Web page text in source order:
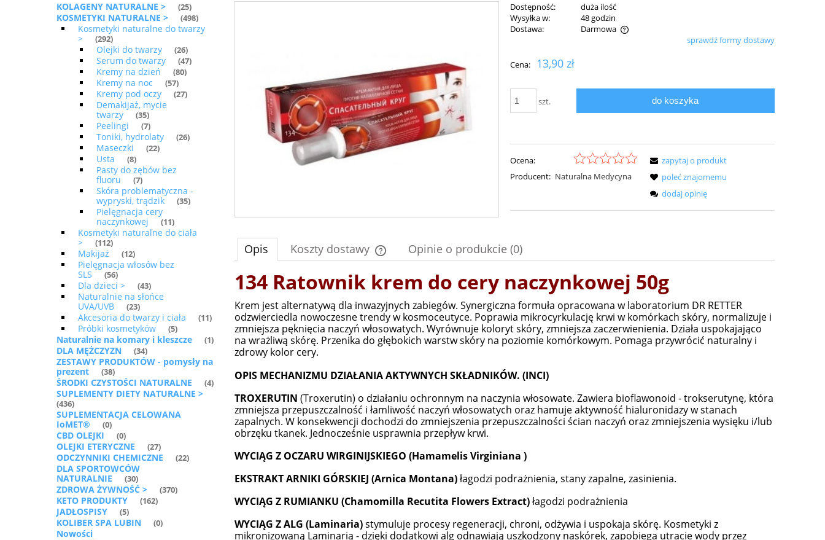
KOLAGENY NATURALNE > (25)
KOSMETYKI NATURALNE > (498)
Kosmetyki naturalne do twarzy
>
(292)
Olejki do twarzy (26)
Serum do twarzy (47)
Kremy na dzień (80)
Kremy na noc (57)
Kremy pod oczy (27)
Demakijaż, mycie
twarzy
(35)
Peelingi (7)
Toniki, hydrolaty (26)
Maseczki (22)
Usta (8)
Pasty do zębów bez
fluoru
(7)
Skóra problematyczna -
wypryski, trądzik
(35)
Pielęgnacja cery
naczynkowej
(11)
Kosmetyki naturalne do ciała
>
(112)
Makijaż (12)
Pielęgnacja włosów bez
SLS
(56)
Dla dzieci > (43)
Naturalnie na słońce
UVA/UVB
(23)
Akcesoria do twarzy i ciała (11)
Próbki kosmetyków (5)
Naturalnie na komary i kleszcze (1)
DLA MĘŻCZYZN (34)
ZESTAWY PRODUKTÓW - pomysły na
prezent
(38)
ŚRODKI CZYSTOŚCI NATURALNE (4)
SUPLEMENTY DIETY NATURALNE >
(436)
SUPLEMENTACJA CELOWANA
IoMET®
(0)
CBD OLEJKI (0)
OLEJKI ETERYCZNE (27)
ODCZYNNIKI CHEMICZNE (22)
DLA SPORTOWCÓW
NATURALNIE
(30)
ZDROWA ŻYWNOŚĆ > (370)
KETO PRODUKTY (162)
JADŁOSPISY (5)
KOLIBER SPA LUBIN (0)
Nowości
Dostępność:
duża ilość
Wysyłka w:
48 godzin
Dostawa:
Darmowa
płatności
sprawdź formy dostawy
Cena: 13,90 zł
szt. do koszyka
Ocena:
Producent: Naturalna Medycyna
zapytaj o produkt
poleć znajomemu
dodaj opinię
Opis Koszty dostawy
Cena nie zawiera ewentualnych kosztów
Opinie o produkcie (0)
134 Ratownik krem do cery naczynkowej 50g
Krem jest alternatywą dla inwazyjnych zabiegów. Synergiczna formuła opracowana w laboratorium DR RETTER
odzwierciedla nowoczesne trendy w kosmoceutyce. Poprawia mikrocyrkulację krwi w komórkach skóry, normalizuje i
zmniejsza pęknięcia naczyń włosowatych. Wyrównuje koloryt skóry, zmniejsza zaczerwienienia. Działa uspokajająco
na wrażliwą skórę. Przenika do głębokich warstw skóry na poziomie komórkowym. Pomaga przywrócić naturalny i
zdrowy kolor cery.
OPIS MECHANIZMU DZIAŁANIA AKTYWNYCH SKŁADNIKÓW. (INCI)
TROXERUTIN (Troxerutin) o działaniu ochronnym na naczynia włosowate. Zawiera bioflawonoid - trokserutynę, która
zmniejsza przepuszczalność i łamliwość naczyń włosowatych oraz hamuje aktywność hialuronidazy w stanach
zapalnych. W konsekwencji dochodzi do zmniejszenia przepuszczalności ścian naczyń oraz zmniejszenia wysięku i/lub
obrzęku tkanek. Jednocześnie usprawnia przepływ krwi.
WYCIĄG Z OCZARU WIRGINIJSKIEGO (Hamamelis Virginiana )
EKSTRAKT ARNIKI GÓRSKIEJ (Arnica Montana)łagodzi podrażnienia, stany zapalne, zasinienia.
WYCIĄG Z RUMIANKU (Chamomilla Recutita Flowers Extract)łagodzi podrażnienia
WYCIĄG Z ALG (Laminaria)stymuluje procesy regeneracji, chroni, odżywia i uspokaja skórę. Kosmetyki z
mikronizowaną Laminarią - dzięki dodatkowi alg odnawiają uszkodzony naskórek, zapobiega utracie wody przez